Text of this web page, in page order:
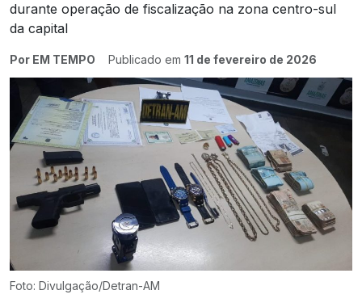
durante operação de fiscalização na zona centro-sul
da capital
Por EM TEMPO Publicado em 11 de fevereiro de 2026
Foto: Divulgação/Detran-AM